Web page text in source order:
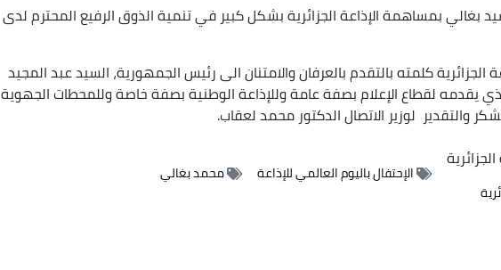
بغالي بمساهمة الإذاعة الجزائرية بشكل كبير في تنمية الذوق الرفيع المحترم لدى
الجزائرية كلمته بالتقدم بالعرفان والامتنان الى رئيس الجمهورية، السيد عبد المجيد
يقدمه لقطاع الإعلام بصفة عامة وللإذاعة الوطنية بصفة خاصة وللمحطات الجهوية
والتقدير لوزير الاتصال الدكتور محمد لعقاب.
الإحتفال باليوم العالمي للإذاعة
محمد بغالي